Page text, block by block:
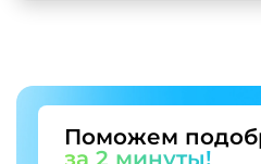
Поможем
за 2 минуты!